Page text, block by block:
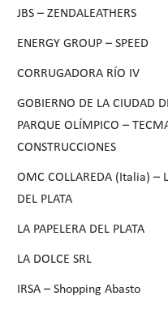
JBS – ZENDALEATHERS
ENERGY GROUP – SPEED
CORRUGADORA RÍO IV
GOBIERNO DE LA CIUDAD
PARQUE OLÍMPICO –
CONSTRUCCIONES
OMC COLLAREDA (Italia) –
DEL PLATA
LA PAPELERA DEL PLATA
LA DOLCE SRL
IRSA – Shopping Abasto